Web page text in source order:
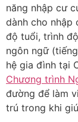
năng nhập cư
dành cho nhập
độ tuổi, trình
ngôn ngữ
hệ gia đình tại
Chương trình
đường để làm
trú trong khi